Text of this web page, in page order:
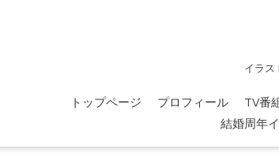
イラス
トップページ プロフィール TV番
結婚周年